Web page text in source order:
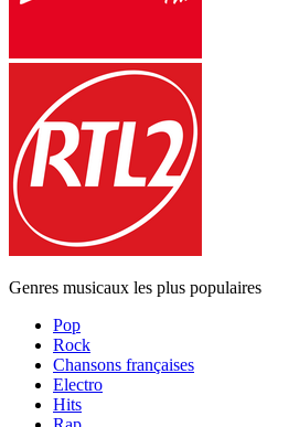
Genres musicaux les plus populaires
Pop
Rock
Chansons françaises
Electro
Hits